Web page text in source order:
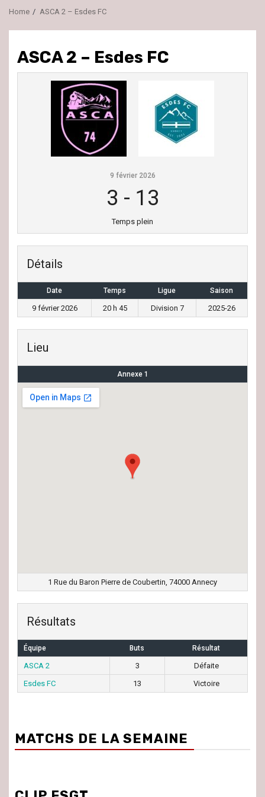
Home ASCA 2 – Esdes FC
ASCA 2 – Esdes FC
9 février 2026
3 - 13
Temps plein
Détails
Date Temps Ligue Saison
9 février 2026 20 h 45 Division 7 2025-26
Lieu
Annexe 1
1 Rue du Baron Pierre de Coubertin, 74000 Annecy
Résultats
Équipe Buts Résultat
ASCA 2 3
Défaite
Esdes FC
13 Victoire
MATCHS DE LA SEMAINE